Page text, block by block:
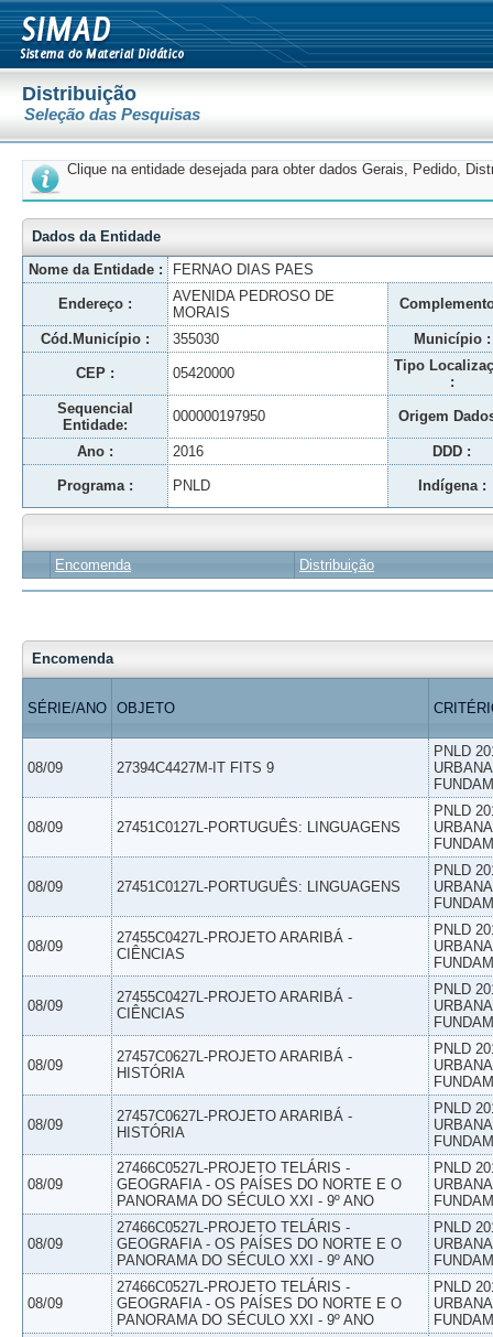
Distribuição
Seleção das Pesquisas
Clique na entidade desejada para obter dados Gerais, Pedido,
Dados da Entidade
Nome da Entidade :
FERNAO DIAS PAES
Endereço :
AVENIDA PEDROSO DE
MORAIS
Cód.Município : 355030 Município :
CEP : 05420000
Tipo
:
Sequencial
Entidade:
000000197950 Origem
Ano : 2016 DDD :
Programa : PNLD Indígena :
Encomenda Distribuição
Encomenda
SÉRIE/ANO OBJETO
08/09 27394C4427M-IT FITS 9
PNLD
08/09 27451C0127L-PORTUGUÊS: LINGUAGENS
PNLD
08/09 27451C0127L-PORTUGUÊS: LINGUAGENS
PNLD
08/09
27455C0427L-PROJETO ARARIBÁ -
CIÊNCIAS
PNLD
08/09
27455C0427L-PROJETO ARARIBÁ -
CIÊNCIAS
PNLD
08/09
27457C0627L-PROJETO ARARIBÁ -
HISTÓRIA
PNLD
08/09
27457C0627L-PROJETO ARARIBÁ -
HISTÓRIA
PNLD
08/09
27466C0527L-PROJETO TELÁRIS -
GEOGRAFIA - OS PAÍSES DO NORTE E O
PANORAMA DO SÉCULO XXI - 9º ANO
PNLD
08/09
27466C0527L-PROJETO TELÁRIS -
GEOGRAFIA - OS PAÍSES DO NORTE E O
PANORAMA DO SÉCULO XXI - 9º ANO
PNLD
08/09
27466C0527L-PROJETO TELÁRIS -
GEOGRAFIA - OS PAÍSES DO NORTE E O
PANORAMA DO SÉCULO XXI - 9º ANO
PNLD